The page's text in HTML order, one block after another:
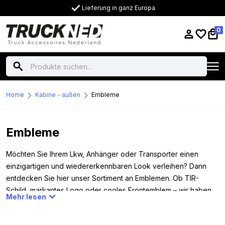
Lieferung in ganz Europa
0
Home Kabine - außen Embleme
Embleme
Möchten Sie Ihrem Lkw, Anhänger oder Transporter einen
einzigartigen und wiedererkennbaren Look verleihen? Dann
entdecken Sie hier unser Sortiment an Emblemen. Ob TIR-
Schild, markantes Logo oder cooles Frontemblem – wir haben
das Richtige für Sie! Embleme eignen sich perfekt, um Ihr
Mehr lesen